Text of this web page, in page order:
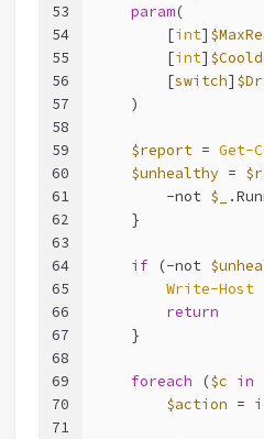
53
54
55
56
57
58
59
60
61
62
63
64
65
66
67
68
69
70
71
param(
        [
int]
        [
int]
        [
switch]
    )
$report = Get-
$unhealthy =
-not $_
    }
if (-not
Write-Host
return
    }
foreach ($c in
$action =